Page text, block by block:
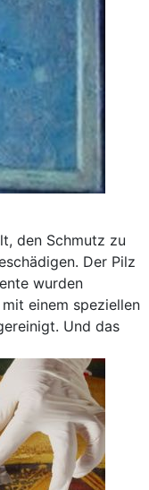
den Schmutz zu
Der Pilz
wurden
einem speziellen
Und das